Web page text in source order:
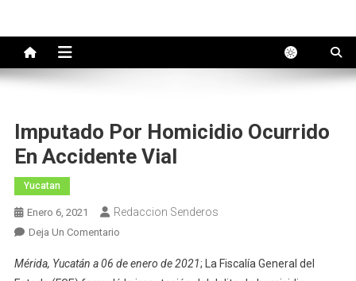
Imputado Por Homicidio Ocurrido
En Accidente Vial
Yucatan
Enero 6, 2021 Redaccion Senderos
Deja Un ComentarioEn
Por
Mérida, Yucatán a 06 de enero de 2021; La Fiscalía General del